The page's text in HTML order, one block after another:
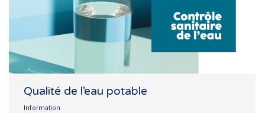
Qualité de l’eau potable
Information